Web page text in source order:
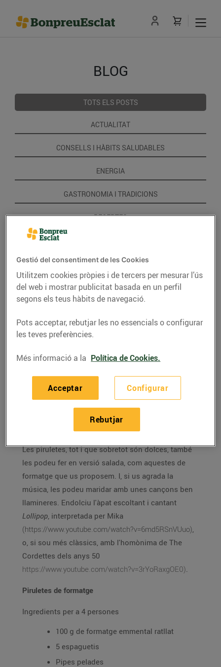
BLOG
TOTS ELS POSTS
ACTUALITAT
CONSELLS I HÀBITS SALUDABLES
ENERGIA
GASTRONOMIA I TRADICIONS
RECEPTES
RECEPTES
Piruletes de mil colors i
sabors
Les piruletes, tot i que sobretot són dolces, també
les podeu fer en versió salada, com aquestes de
formatge que us proposem. I, si us agrada la
música, les podeu maridar amb unes cançons ben
llamineres. Endolciu l'àpat escoltant i cantant
Lollipop
, interpretada per Mika
(https://www.youtube.com/watch?v=6md5RSnVUuo),
o, si sou més clàssics, amb l'homònima de The
Cordettes dels anys 50
https://www.youtube.com/watch?v=3rYoRaxgOE0).
Piruletes de formatge
Ingredients per a 4 persones
100 g de formatge emmental ratllat
5 espaguetis
Pipes pelades
Gestió del consentiment de les Cookies
Utilitzem cookies pròpies i de tercers per mesurar l’ús
del web i mostrar publicitat basada en un perfil
segons els teus hàbits de navegació.
Pots acceptar, rebutjar les no essencials o configurar
les teves preferències.
Més informació a la Política de Cookies.
Configurar
Rebutjar
Acceptar